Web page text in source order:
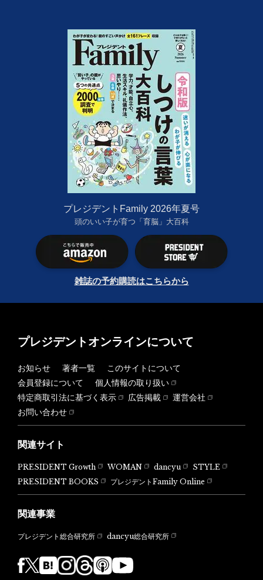
プレジデントFamily 2026年夏号
頭のいい子が育つ「育脳」大百科
雑誌の予約購読はこちらから
プレジデントオンラインについて
お知らせ 著者一覧
このサイトについて
会員登録について
個人情報の取り扱い
特定商取引法に基づく表示
広告掲載
運営会社
お問い合わせ
関連サイト
PRESIDENT Growth WOMAN dancyu
STYLE
PRESIDENT BOOKS
プレジデントFamily Online
関連事業
プレジデント総合研究所 dancyu総合研究所